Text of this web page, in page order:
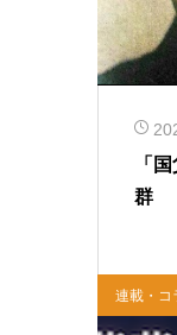
「
群
連載・コ